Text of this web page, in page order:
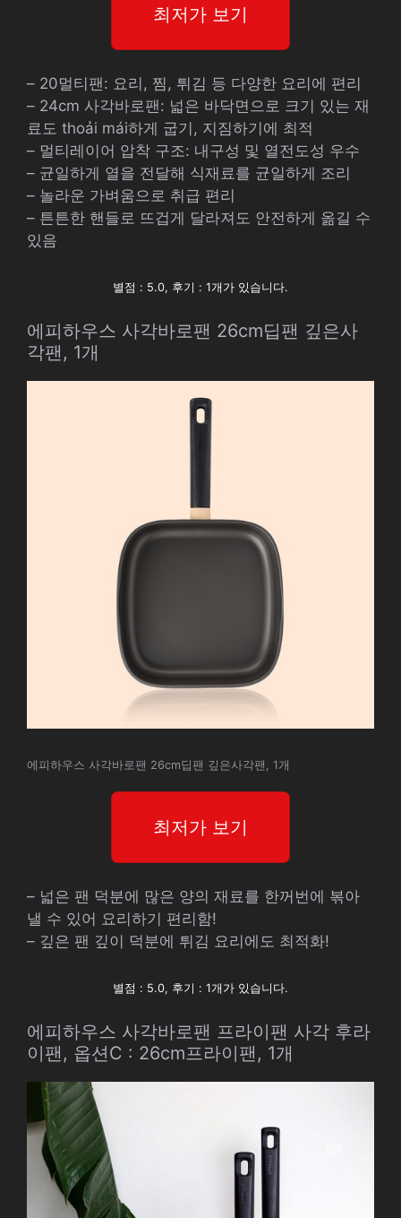
최저가 보기
– 20멀티팬: 요리, 찜, 튀김 등 다양한 요리에 편리
– 24cm 사각바로팬: 넓은 바닥면으로 크기 있는 재
료도 thoải mái하게 굽기, 지짐하기에 최적
– 멀티레이어 압착 구조: 내구성 및 열전도성 우수
– 균일하게 열을 전달해 식재료를 균일하게 조리
– 놀라운 가벼움으로 취급 편리
– 튼튼한 핸들로 뜨겁게 달라져도 안전하게 옮길 수
있음
별점 : 5.0, 후기 : 1개가 있습니다.
에피하우스 사각바로팬 26cm딥팬 깊은사
각팬, 1개
에피하우스 사각바로팬 26cm딥팬 깊은사각팬, 1개
최저가 보기
– 넓은 팬 덕분에 많은 양의 재료를 한꺼번에 볶아
낼 수 있어 요리하기 편리함!
– 깊은 팬 깊이 덕분에 튀김 요리에도 최적화!
별점 : 5.0, 후기 : 1개가 있습니다.
에피하우스 사각바로팬 프라이팬 사각 후라
이팬, 옵션C : 26cm프라이팬, 1개